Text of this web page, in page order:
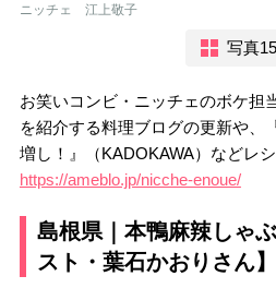
ニッチェ 江上敬子
写真
お笑いコンビ・ニッチェのボケ担
を紹介する料理ブログの更新や、
増し！』（KADOKAWA）などレシ
https://ameblo.jp/nicche-enoue/
島根県｜本鴨麻辣しゃ
スト・葉石かおりさん】